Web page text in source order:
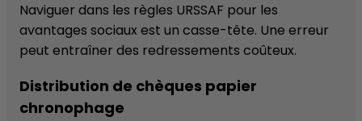
Naviguer dans les règles URSSAF pour les
avantages sociaux est un casse-tête. Une erreur
peut entraîner des redressements coûteux.
Distribution de chèques papier
chronophage